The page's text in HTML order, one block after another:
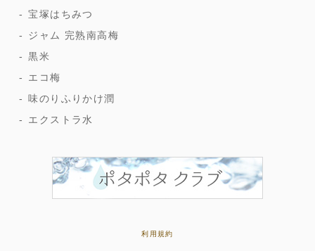
宝塚はちみつ
ジャム 完熟南高梅
黒米
エコ梅
味のりふりかけ潤
エクストラ水
利用規約